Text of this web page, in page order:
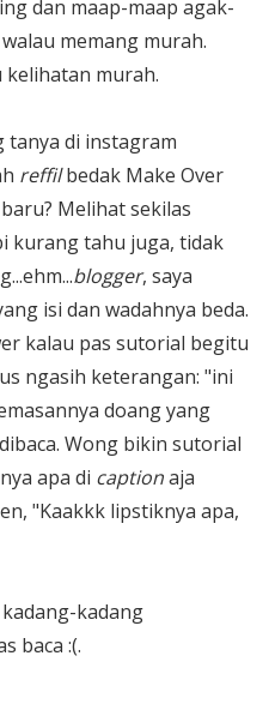
dan maap-maap agak-
memang murah.
kelihatan murah.
tanya di instagram
reffilbedak Make Over
Melihat sekilas
kurang tahu juga, tidak
blogger, saya
isi dan wadahnya beda.
kalau pas sutorial begitu
ngasih keterangan: "ini
doang yang
Wong bikin sutorial
apa di captionaja
"Kaakkk lipstiknya apa,
kadang
baca :(.